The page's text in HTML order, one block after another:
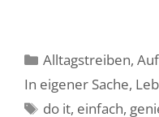
Kategorien
Alltagstreiben,
In eigener Sache,
Schlagwörter
do it, einfach,